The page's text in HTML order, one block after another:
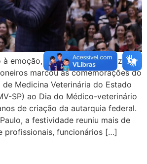
emoção, lembranças e valorização
marcou as comemorações do
de Medicina Veterinária do Estado
SP) ao Dia do Médico-veterinário
de criação da autarquia federal.
a festividade reuniu mais de
profissionais, funcionários […]